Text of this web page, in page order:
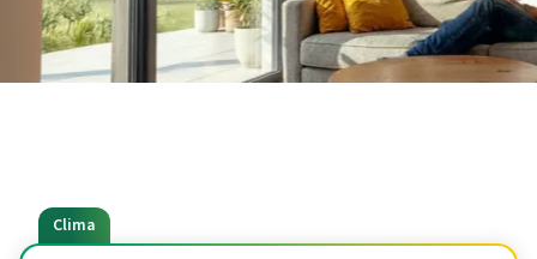
Clima